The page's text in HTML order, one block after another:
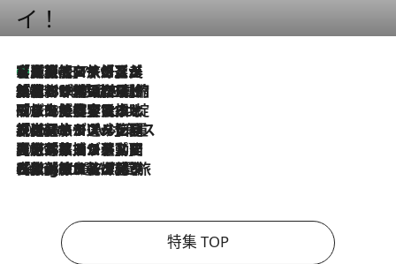
イ！
2026.8.7
【厳選旅コスメ】「多機能アイテムがメイン！」旅好き美容エディターが選んだ夏旅ベストコスメを発表【Mサイズジップ】
2026.8.6
「荷物が増えるほど旅ストレスは増す」美容ジャーナリストがたどり着いた最終結論。“化粧品を劇的に減らす”感動の凝縮美容とは
2026.8.6
「旅先には金髪ウィッグを持参」日本と同じメイクでは損してる!? 美容ジャーナリストが提案する“掟破りの旅美容”とは
2026.8.6
【厳選旅コスメ】「身軽さ＆UV対策重視！」ヘアアーティストshucoが選んだ夏旅ベストコスメを発表【Mサイズジップ】
2026.8.5
【厳選旅コスメ】国内をあちこち移動する河井菜摘が選んだ夏旅ベストコスメ発表！「リラックスアイテムはマスト」【Mサイズジップ】
2026.8.4
【厳選旅コスメ】「紫外線＆乾燥対策しながらメイク感も！」ヘア＆メイクGeorgeが選んだ夏旅ベストコスメを発表！【Mサイズジップ】
特集 TOP